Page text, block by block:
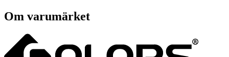
Om varumärket